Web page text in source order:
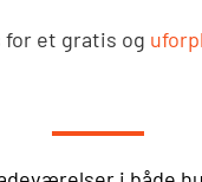
et gratis og